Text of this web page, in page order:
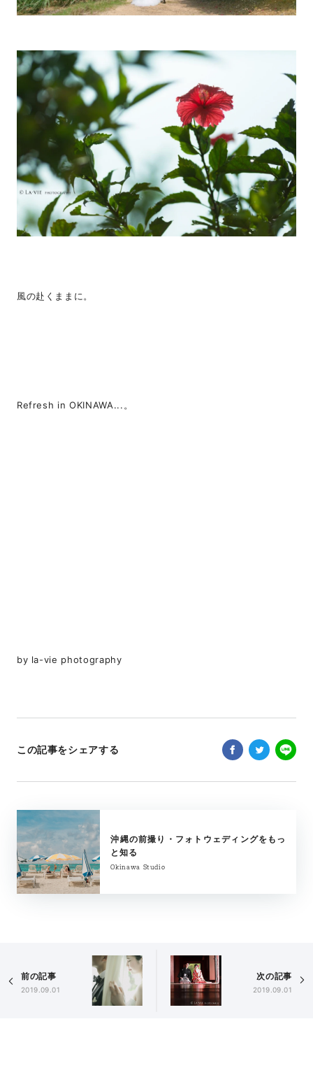
風の赴くままに。
Refresh in OKINAWA...。
by la-vie photography
この記事をシェアする
沖縄の前撮り・フォトウェディングをもっ
と知る
Okinawa Studio
前の記事
2019.09.01
次の記事
2019.09.01